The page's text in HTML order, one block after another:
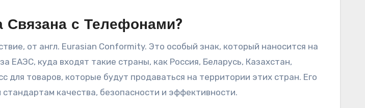
Связана с Телефонами?
от англ. Eurasian Conformity. Это особый знак, который наносится на
куда входят такие страны, как Россия, Беларусь, Казахстан,
для товаров, которые будут продаваться на территории этих стран. Его
качества, безопасности и эффективности.